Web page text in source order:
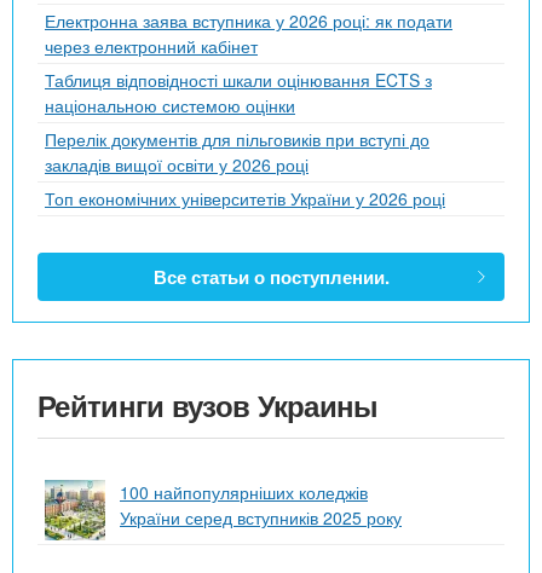
Електронна заява вступника у 2026 році: як подати
через електронний кабінет
Таблиця відповідності шкали оцінювання ECTS з
національною системою оцінки
Перелік документів для пільговиків при вступі до
закладів вищої освіти у 2026 році
Топ економічних університетів України у 2026 році
Все статьи о поступлении.
Рейтинги вузов Украины
100 найпопулярніших коледжів
України серед вступників 2025 року